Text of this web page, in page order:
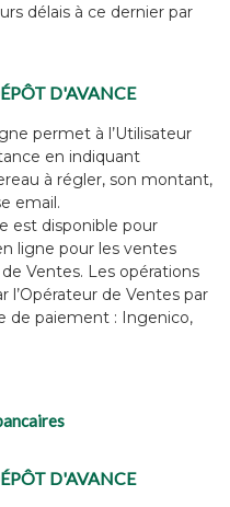
délais à ce dernier par
D'AVANCE
permet à l’Utilisateur
en indiquant
à régler, son montant,
email.
est disponible pour
ligne pour les ventes
Ventes. Les opérations
de Ventes par
de paiement : Ingenico,
D'AVANCE